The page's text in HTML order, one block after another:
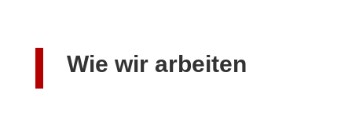
Wie wir arbeiten